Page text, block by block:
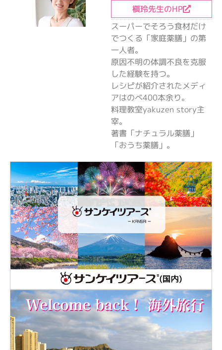
槇玲先生のHP
スーパーでそろう食材だけ
でつくる「家庭薬膳」の第
一人者。
原因不明の体調不良を克服
した経験を持つ。
レシピが紹介されたメディ
アはのべ400本余り。
料理教室yakuzen story主
宰。
著書「ナチュラル薬膳」
「おうち薬膳」。